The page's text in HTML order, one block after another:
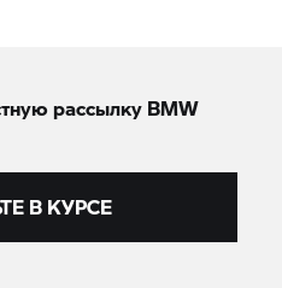
рассылку BMW
В КУРСЕ